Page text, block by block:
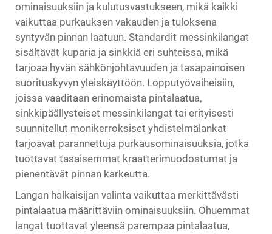
ominaisuuksiin ja kulutusvastukseen, mikä kaikki
vaikuttaa purkauksen vakauden ja tuloksena
syntyvän pinnan laatuun. Standardit messinkilangat
sisältävät kuparia ja sinkkiä eri suhteissa, mikä
tarjoaa hyvän sähkönjohtavuuden ja tasapainoisen
suorituskyvyn yleiskäyttöön. Lopputyövaiheisiin,
joissa vaaditaan erinomaista pintalaatua,
sinkkipäällysteiset messinkilangat tai erityisesti
suunnitellut monikerroksiset yhdistelmälankat
tarjoavat parannettuja purkausominaisuuksia, jotka
tuottavat tasaisemmat kraatterimuodostumat ja
pienentävät pinnan karkeutta.
Langan halkaisijan valinta vaikuttaa merkittävästi
pintalaatua määrittäviin ominaisuuksiin. Ohuemmat
langat tuottavat yleensä parempaa pintalaatua,